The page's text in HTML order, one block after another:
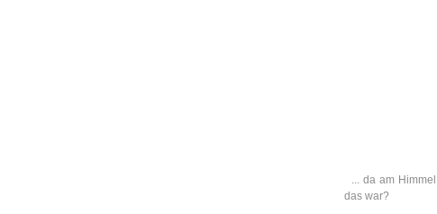
... da am
das war?